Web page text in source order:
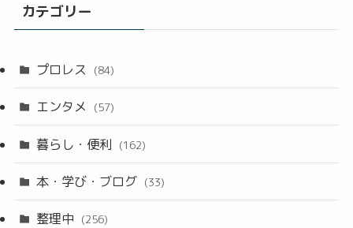
カテゴリー
プロレス (84)
エンタメ (57)
暮らし・便利 (162)
本・学び・ブログ (33)
整理中 (256)